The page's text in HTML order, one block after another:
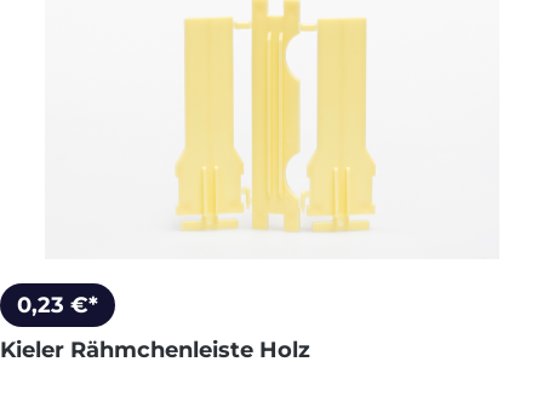
0,23 €*
Kieler Rähmchenleiste Holz